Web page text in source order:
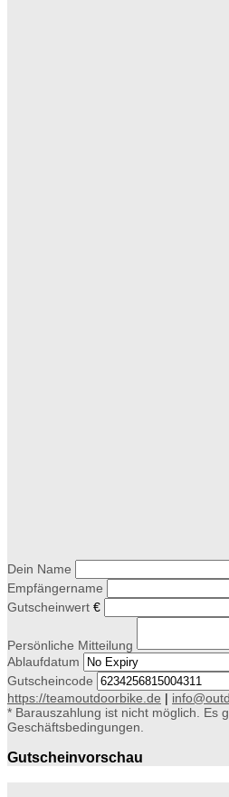
Dein Name
Empfängername
Gutscheinwert €
Persönliche Mitteilung
Ablaufdatum
Gutscheincode
https://teamoutdoorbike.de |
* Barauszahlung ist nicht möglich. Es
Geschäftsbedingungen.
Gutscheinvorschau